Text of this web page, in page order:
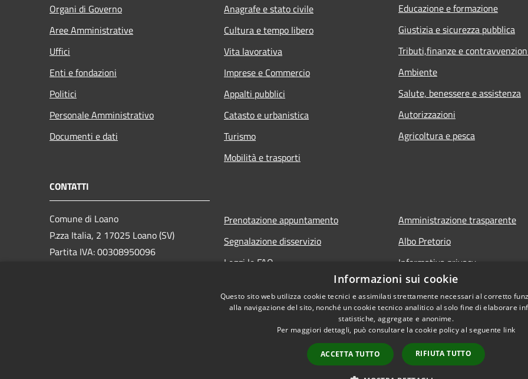
Organi di Governo
Aree Amministrative
Uffici
Enti e fondazioni
Politici
Personale Amministrativo
Documenti e dati
Anagrafe e stato civile
Cultura e tempo libero
Vita lavorativa
Imprese e Commercio
Appalti pubblici
Catasto e urbanistica
Turismo
Mobilità e trasporti
Educazione e formazione
Giustizia e sicurezza pubblica
Tributi,finanze e
Ambiente
Salute, benessere e assistenza
Autorizzazioni
Agricoltura e pesca
CONTATTI
Comune di Loano
P.zza Italia, 2 17025 Loano (SV)
Partita IVA: 00308950096
Prenotazione appuntamento
Segnalazione disservizio
Leggi le FAQ
Amministrazione trasparente
Albo Pretorio
Informativa privacy
Note legali
Dichiarazione di accessibilità
Informazioni sui cookie
Questo sito web utilizza cookie tecnici e assimilati strettamente necessari al corretto
alla navigazione del sito, nonché un cookie tecnico analitico al solo fine di elaborare
statistiche, aggregate e anonime.
Per maggiori dettagli, può consultare la cookie policy al seguente link
ACCETTA TUTTO RIFIUTA TUTTO